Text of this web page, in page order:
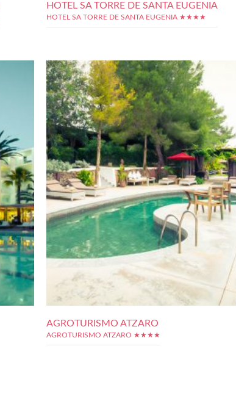
HOTEL SA TORRE DE SANTA EUGENIA
HOTEL SA TORRE DE SANTA EUGENIA ★★★★
AGROTURISMO ATZARO
AGROTURISMO ATZARO ★★★★